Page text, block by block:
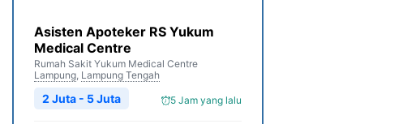
Asisten Apoteker RS Yukum
Medical Centre
Rumah Sakit Yukum Medical Centre
Lampung, Lampung Tengah
5 Jam yang lalu
2 Juta - 5 Juta